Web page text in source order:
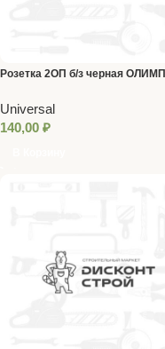
Розетка 2ОП б/з черная ОЛИМП
Universal
140,00 ₽